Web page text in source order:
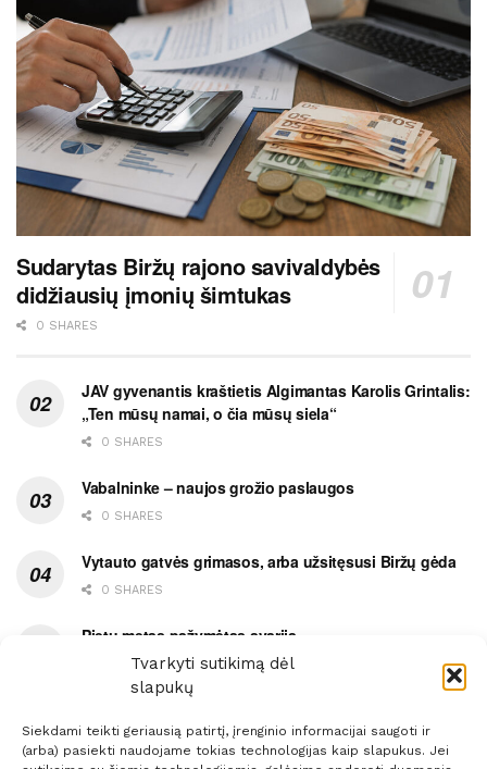
Tvarkyti sutikimą dėl
slapukų
Siekdami teikti geriausią patirtį, įrenginio informacijai saugoti ir
(arba) pasiekti naudojame tokias technologijas kaip slapukus. Jei
Sudarytas Biržų rajono savivaldybės
didžiausių įmonių šimtukas
0 SHARES
JAV gyvenantis kraštietis Algimantas Karolis Grintalis:
„Ten mūsų namai, o čia mūsų siela“
0 SHARES
Vabalninke – naujos grožio paslaugos
0 SHARES
Vytauto gatvės grimasos, arba užsitęsusi Biržų gėda
0 SHARES
Pietų metas pažymėtas avarija
0 SHARES